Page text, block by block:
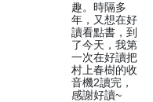
趣。時隔多
年，又想在好
讀看點書，到
了今天，我第
一次在好讀把
村上春樹的收
音機2讀完，
感謝好讀~